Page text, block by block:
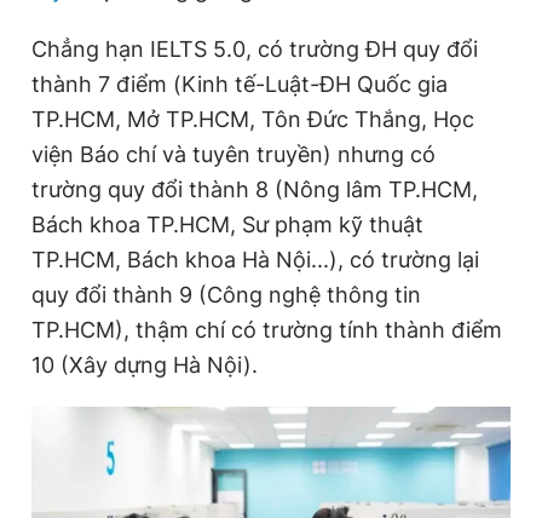
Đọc Thanh Niên trên điện thoại
Theo dõi báo trên
0906 645 777 0908 780 404
RSS
Chẳng hạn IELTS 5.0, có trường ĐH quy đổi
thành 7 điểm (Kinh tế-Luật-ĐH Quốc gia
TP.HCM, Mở TP.HCM, Tôn Đức Thắng, Học
viện Báo chí và tuyên truyền) nhưng có
trường quy đổi thành 8 (Nông lâm TP.HCM,
Bách khoa TP.HCM, Sư phạm kỹ thuật
TP.HCM, Bách khoa Hà Nội...), có trường lại
quy đổi thành 9 (Công nghệ thông tin
TP.HCM), thậm chí có trường tính thành điểm
10 (Xây dựng Hà Nội).